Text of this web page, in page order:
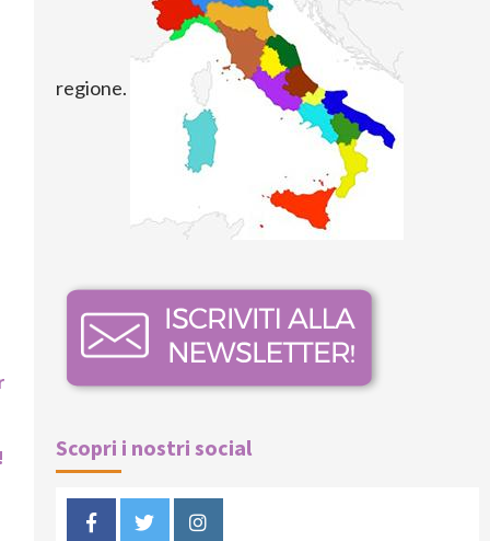
regione.
Scopri i nostri social
FacebookTwitterInstagram